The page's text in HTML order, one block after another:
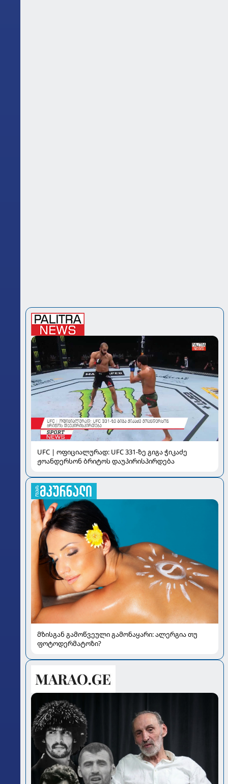
UFC | ოფიციალურად: UFC 331-ზე გიგა ჭიკაძე
ჟოანდერსონ ბრიტოს დაუპირისპირდება
მზისგან გამოწვეული გამონაყარი: ალერგია თუ
ფოტოდერმატოზი?